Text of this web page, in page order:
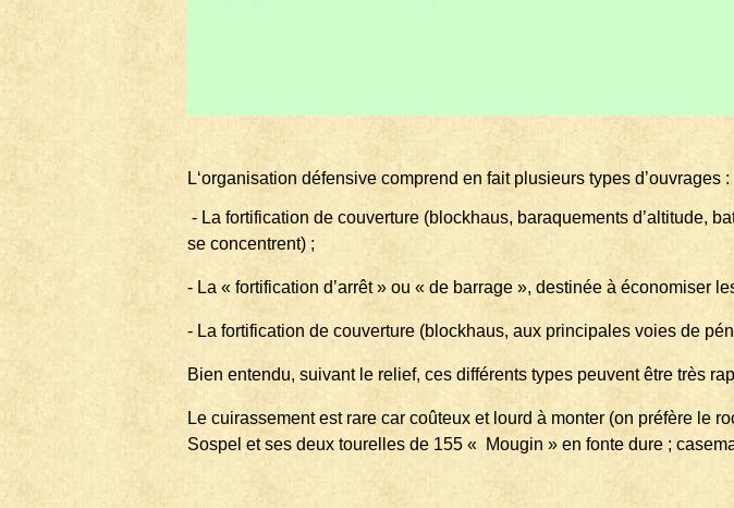
L‘organisation défensive comprend en fait plusieurs types d’ouvrages :
- La fortification de couverture (blockhaus, baraquements d’altitude,
se concentrent) ;
- La « fortification d’arrêt » ou « de barrage », destinée à économiser
- La fortification de couverture (blockhaus, aux principales voies de
Bien entendu, suivant le relief, ces différents types peuvent être très
Le cuirassement est rare car coûteux et lourd à monter (on préfère le
Sospel et ses deux tourelles de 155 « Mougin » en fonte dure ;